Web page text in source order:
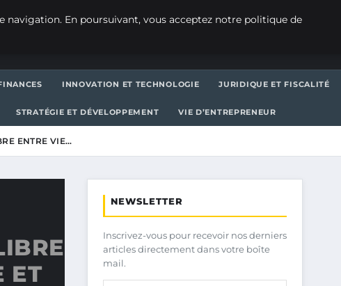
INNOVATION ET TECHNOLOGIE JURIDIQUE ET FISCALITÉ
STRATÉGIE ET DÉVELOPPEMENT VIE D’ENTREPRENEUR
ENTRE VIE…
ET
NEWSLETTER
Inscrivez-vous pour recevoir nos derniers
articles directement dans votre boîte
mail.
navigation. En poursuivant, vous acceptez notre politique de